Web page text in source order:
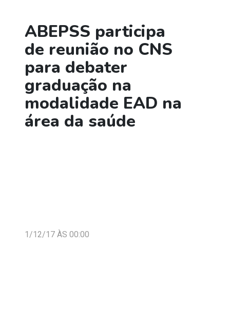
ABEPSS participa
de reunião no CNS
para debater
graduação na
modalidade EAD na
área da saúde
1/12/17 ÀS 00:00